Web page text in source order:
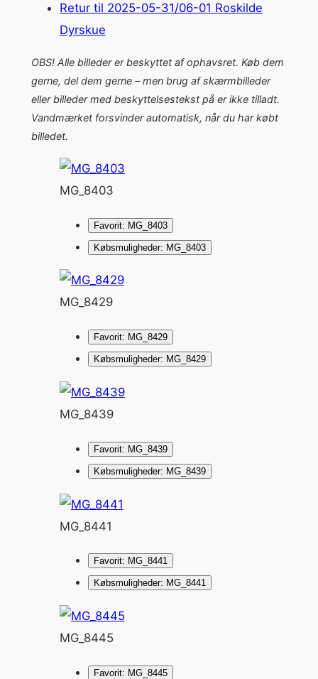
Retur til 2025-05-31/06-01 Roskilde
Dyrskue
OBS! Alle billeder er beskyttet af ophavsret. Køb dem
gerne, del dem gerne – men brug af skærmbilleder
eller billeder med beskyttelsestekst på er ikke tilladt.
Vandmærket forsvinder automatisk, når du har købt
billedet.
MG_8403
Favorit: MG_8403
Købsmuligheder: MG_8403
MG_8429
Favorit: MG_8429
Købsmuligheder: MG_8429
MG_8439
Favorit: MG_8439
Købsmuligheder: MG_8439
MG_8441
Favorit: MG_8441
Købsmuligheder: MG_8441
MG_8445
Favorit: MG_8445